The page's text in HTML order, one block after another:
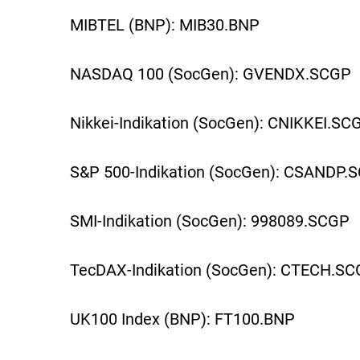
MIBTEL (BNP): MIB30.BNP
NASDAQ 100 (SocGen): GVENDX.SCGP
Nikkei-Indikation (SocGen):
S&P 500-Indikation (SocGen):
SMI-Indikation (SocGen): 998089.SCGP
TecDAX-Indikation (SocGen):
UK100 Index (BNP): FT100.BNP